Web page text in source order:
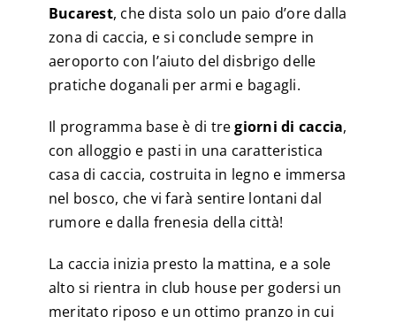
Bucarest, che dista solo un paio d’ore dalla
zona di caccia, e si conclude sempre in
aeroporto con l’aiuto del disbrigo delle
pratiche doganali per armi e bagagli.
Il programma base è di tregiorni di caccia,
con alloggio e pasti in una caratteristica
casa di caccia, costruita in legno e immersa
nel bosco, che vi farà sentire lontani dal
rumore e dalla frenesia della città!
La caccia inizia presto la mattina, e a sole
alto si rientra in club house per godersi un
meritato riposo e un ottimo pranzo in cui